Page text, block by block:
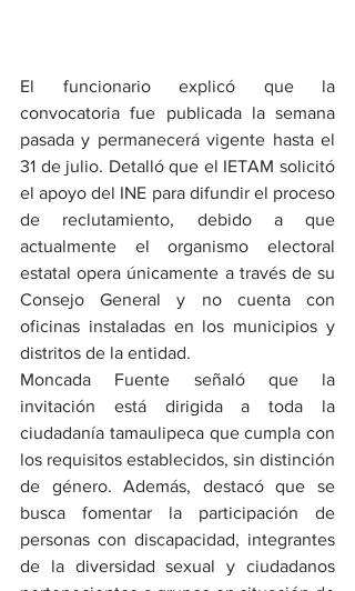
El funcionario explicó que la
convocatoria fue publicada la semana
pasada y permanecerá vigente hasta el
31 de julio. Detalló que el IETAM solicitó
el apoyo del INE para difundir el proceso
de reclutamiento, debido a que
actualmente el organismo electoral
estatal opera únicamente a través de su
Consejo General y no cuenta con
oficinas instaladas en los municipios y
distritos de la entidad.
Moncada Fuente señaló que la
invitación está dirigida a toda la
ciudadanía tamaulipeca que cumpla con
los requisitos establecidos, sin distinción
de género. Además, destacó que se
busca fomentar la participación de
personas con discapacidad, integrantes
de la diversidad sexual y ciudadanos